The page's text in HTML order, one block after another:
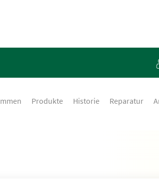
Produkte Historie Reparatur